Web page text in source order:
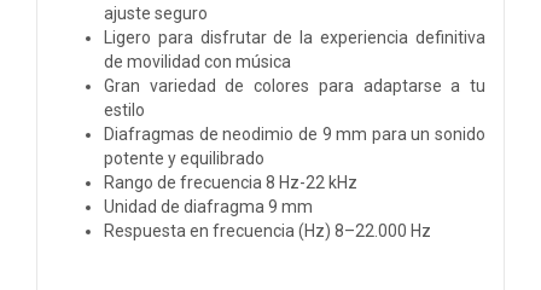
ajuste seguro
Ligero para disfrutar de la experiencia definitiva
de movilidad con música
Gran variedad de colores para adaptarse a tu
estilo
Diafragmas de neodimio de 9 mm para un sonido
potente y equilibrado
Rango de frecuencia 8 Hz-22 kHz
Unidad de diafragma 9 mm
Respuesta en frecuencia (Hz) 8–22.000 Hz